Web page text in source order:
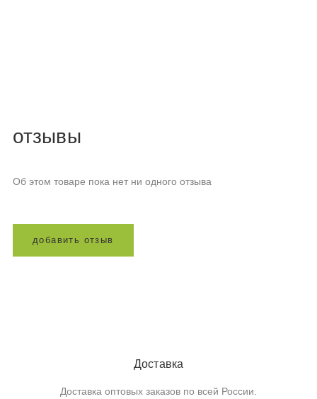
отзывы
Об этом товаре пока нет ни одного отзыва
добавит ь отз ыв
Доставка
Доставка оптовых заказов по всей России.